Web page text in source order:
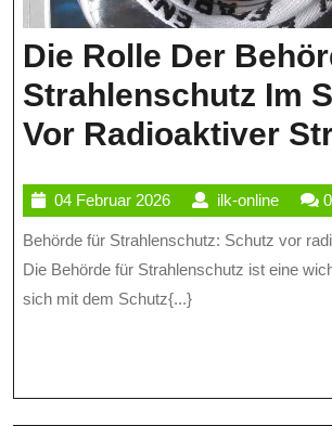
Die Rolle Der
Strahlenschutz Im
Vor Radioaktiver
04 Februar 202604
Februar
2026
ilk-onlineilk-
online
Behörde für Strahlenschutz: Schutz vor radioaktiver Strahlung
Die Behörde für Strahlenschutz ist eine
sich mit dem Schutz{...}